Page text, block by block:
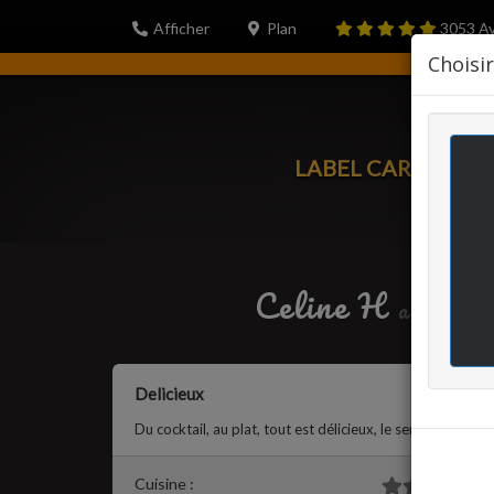
Afficher Plan 3053
LABEL CARTE
Celine H a écrit
Delicieux
Du cocktail, au plat, tout est délicieux, le service
Cuisine :